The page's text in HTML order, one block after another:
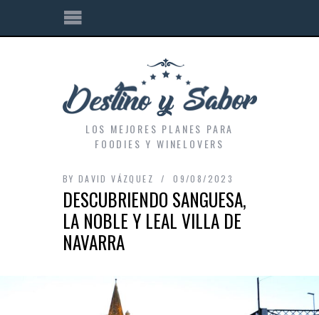
LOS MEJORES PLANES PARA
FOODIES Y WINELOVERS
BY DAVID VÁZQUEZ 09/08/2023
DESCUBRIENDO SANGUESA,
LA NOBLE Y LEAL VILLA DE
NAVARRA